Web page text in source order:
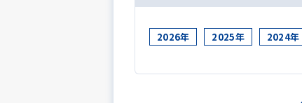
2026年 2025年 2024年